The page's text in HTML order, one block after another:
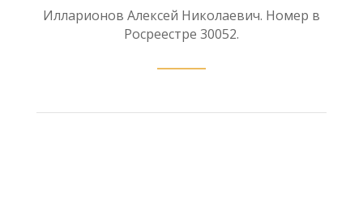
Илларионов Алексей Николаевич. Номер в
Росреестре 30052.